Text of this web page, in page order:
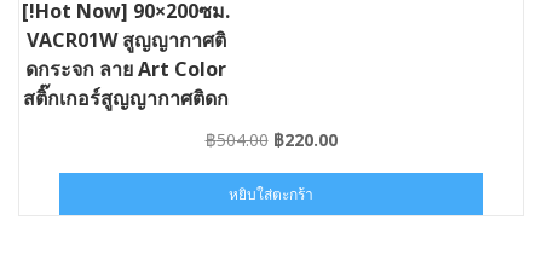
[!Hot Now] 90×200ซม.
VACR01W สูญญากาศติ
ดกระจก ลาย Art Color
สติ๊กเกอร์สูญญากาศติดก
ระจกกรองแสง #ST-฿504.00 Original
was:
฿504.00.
฿220.00Current
฿220.00.
หยิบใส่ตะกร้า